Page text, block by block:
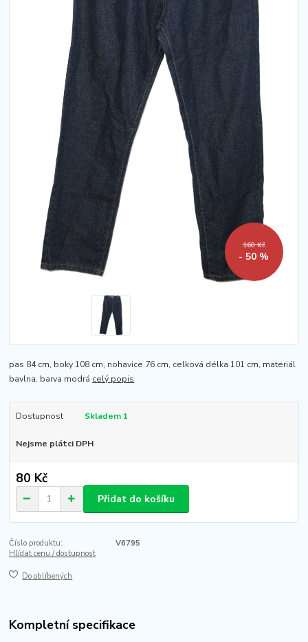
160 Kč
- 50 %
pas 84 cm, boky 108 cm, nohavice 76 cm, celková délka 101 cm, materiál
bavlna, barva modrá celý popis
Dostupnost Skladem 1
Nejsme plátci DPH
80 Kč
Přidat do košíku
Číslo produktu:
V6795
Hlídat cenu / dostupnost
Do oblíbených
Kompletní specifikace